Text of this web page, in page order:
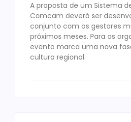
A proposta de um Sistema
Comcam deverá ser
conjunto com os gestores
próximos meses. Para os
evento marca uma nova
cultura regional.